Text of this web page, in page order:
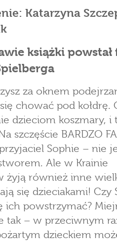
Katarzyna
książki
za oknem
chować pod kołdrę.
dzieciom koszmary, i
szczęście BARDZO
Sophie – nie
Ale w Krainie
żyją również inne
się dzieciakami! Czy
ich powstrzymać?
tak – w przeciwnym
dzieckiem